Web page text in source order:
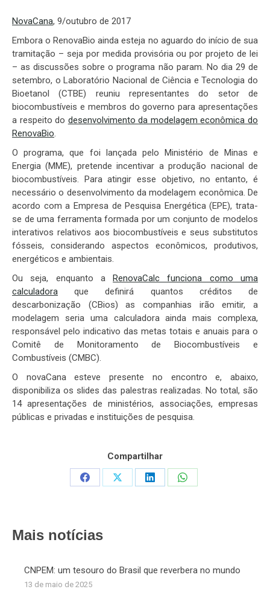
NovaCana, 9/outubro de 2017
Embora o RenovaBio ainda esteja no aguardo do início de sua
tramitação – seja por medida provisória ou por projeto de lei
– as discussões sobre o programa não param. No dia 29 de
setembro, o Laboratório Nacional de Ciência e Tecnologia do
Bioetanol (CTBE) reuniu representantes do setor de
biocombustíveis e membros do governo para apresentações
a respeito do desenvolvimento da modelagem econômica do
RenovaBio.
O programa, que foi lançada pelo Ministério de Minas e
Energia (MME), pretende incentivar a produção nacional de
biocombustíveis. Para atingir esse objetivo, no entanto, é
necessário o desenvolvimento da modelagem econômica. De
acordo com a Empresa de Pesquisa Energética (EPE), trata-
se de uma ferramenta formada por um conjunto de modelos
interativos relativos aos biocombustíveis e seus substitutos
fósseis, considerando aspectos econômicos, produtivos,
energéticos e ambientais.
Ou seja, enquanto aRenovaCalc funciona como uma
calculadora que definirá quantos créditos de
descarbonização (CBios) as companhias irão emitir, a
modelagem seria uma calculadora ainda mais complexa,
responsável pelo indicativo das metas totais e anuais para o
Comitê de Monitoramento de Biocombustíveis e
Combustíveis (CMBC).
O novaCana esteve presente no encontro e, abaixo,
disponibiliza os slides das palestras realizadas. No total, são
14 apresentações de ministérios, associações, empresas
públicas e privadas e instituições de pesquisa.
Compartilhar
Share
Share
Share
Share
Mais notícias
CNPEM: um tesouro do Brasil que reverbera no mundo
13 de maio de 2025